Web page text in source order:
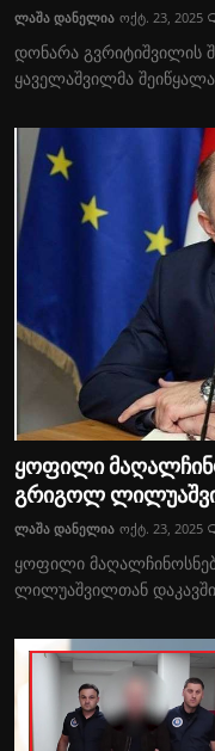
ლაშა დანელია ოქტ. 23, 2025
დონარა გვრიტიშვილის
ყაველაშვილმა
ყოფილი
გრიგოლ
ლაშა დანელია ოქტ. 23, 2025
ყოფილი
ლილუაშვილთან